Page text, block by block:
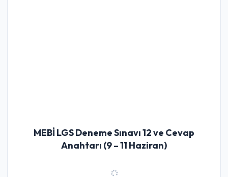
MEBİ LGS Deneme Sınavı 12 ve Cevap
Anahtarı (9 – 11 Haziran)